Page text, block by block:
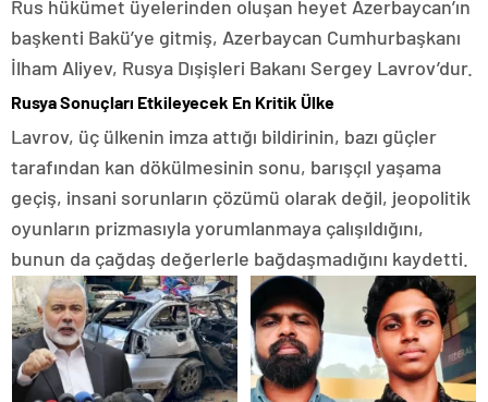
Rus hükümet üyelerinden oluşan heyet Azerbaycan’ın
başkenti Bakü’ye gitmiş, Azerbaycan Cumhurbaşkanı
İlham Aliyev, Rusya Dışişleri Bakanı Sergey Lavrov’dur.
Rusya Sonuçları Etkileyecek En Kritik Ülke
Lavrov, üç ülkenin imza attığı bildirinin, bazı güçler
tarafından kan dökülmesinin sonu, barışçıl yaşama
geçiş, insani sorunların çözümü olarak değil, jeopolitik
oyunların prizmasıyla yorumlanmaya çalışıldığını,
bunun da çağdaş değerlerle bağdaşmadığını kaydetti.